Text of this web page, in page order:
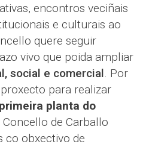
encontros veciñais
e culturais ao
quere seguir
vivo que poida ampliar
social e comercial. Por
para realizar
planta do
Concello de Carballo
co obxectivo de